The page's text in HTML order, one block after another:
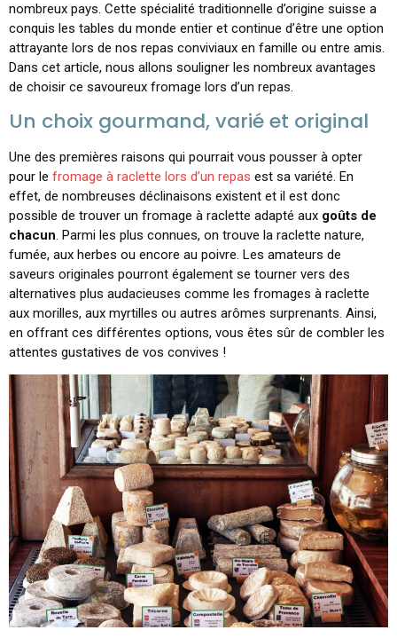
nombreux pays. Cette spécialité traditionnelle d’origine suisse a
conquis les tables du monde entier et continue d’être une option
attrayante lors de nos repas conviviaux en famille ou entre amis.
Dans cet article, nous allons souligner les nombreux avantages
de choisir ce savoureux fromage lors d’un repas.
Un choix gourmand, varié et original
Une des premières raisons qui pourrait vous pousser à opter
pour le fromage à raclette lors d’un repas est sa variété. En
effet, de nombreuses déclinaisons existent et il est donc
possible de trouver un fromage à raclette adapté aux goûts de
chacun. Parmi les plus connues, on trouve la raclette nature,
fumée, aux herbes ou encore au poivre. Les amateurs de
saveurs originales pourront également se tourner vers des
alternatives plus audacieuses comme les fromages à raclette
aux morilles, aux myrtilles ou autres arômes surprenants. Ainsi,
en offrant ces différentes options, vous êtes sûr de combler les
attentes gustatives de vos convives !